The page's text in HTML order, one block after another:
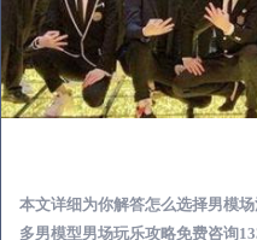
本文详细为你解答怎么选择男模
多男模型男场玩乐攻略免费咨询